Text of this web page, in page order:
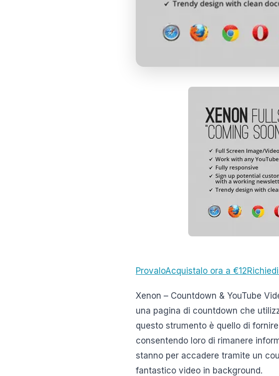
ProvaloAcquistalo ora a €12
Xenon – Countdown & YouTube
una pagina di countdown che
questo strumento è quello di
consentendo loro di rimanere
stanno per accadere tramite un
fantastico video in background.